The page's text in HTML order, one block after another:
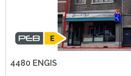
4480 ENGIS